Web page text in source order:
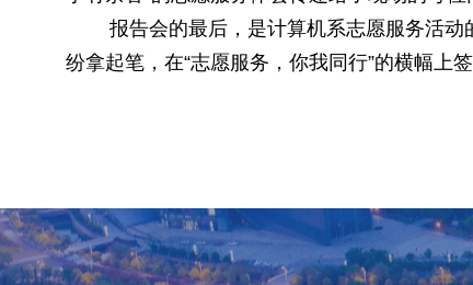
报告会的最后，是计算机系志愿服务活
纷拿起笔，在“志愿服务，你我同行”的横幅上